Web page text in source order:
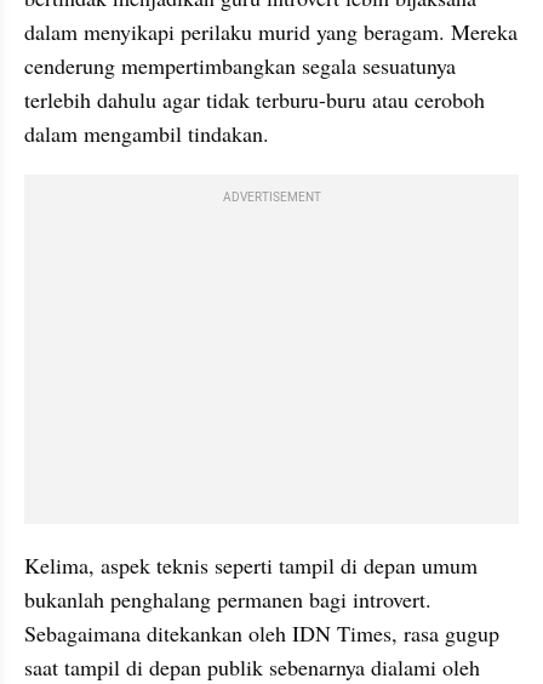
dalam menyikapi perilaku murid yang beragam. Mereka
cenderung mempertimbangkan segala sesuatunya
terlebih dahulu agar tidak terburu-buru atau ceroboh
dalam mengambil tindakan.
ADVERTISEMENT
Kelima, aspek teknis seperti tampil di depan umum
bukanlah penghalang permanen bagi introvert.
Sebagaimana ditekankan oleh IDN Times, rasa gugup
saat tampil di depan publik sebenarnya dialami oleh